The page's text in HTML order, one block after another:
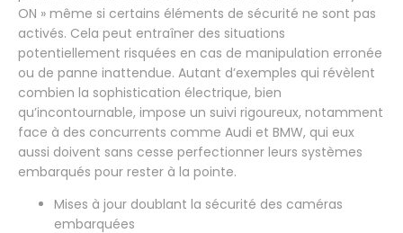
ON » même si certains éléments de sécurité ne sont pas
activés. Cela peut entraîner des situations
potentiellement risquées en cas de manipulation erronée
ou de panne inattendue. Autant d’exemples qui révèlent
combien la sophistication électrique, bien
qu’incontournable, impose un suivi rigoureux, notamment
face à des concurrents comme Audi et BMW, qui eux
aussi doivent sans cesse perfectionner leurs systèmes
embarqués pour rester à la pointe.
Mises à jour doublant la sécurité des caméras
embarquées